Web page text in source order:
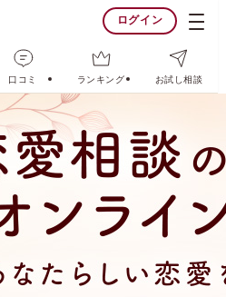
ログイン
口コミ ランキング お試し相談